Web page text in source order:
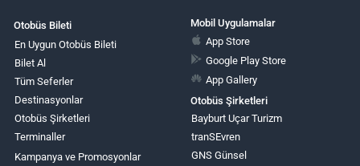
Otobüs Bileti
En Uygun Otobüs Bileti
Bilet Al
Tüm Seferler
Destinasyonlar
Otobüs Şirketleri
Terminaller
Kampanya ve Promosyonlar
Mobil Uygulamalar
App Store
Google Play Store
App Gallery
Otobüs Şirketleri
Bayburt Uçar Turizm
tranSEvren
GNS Günsel